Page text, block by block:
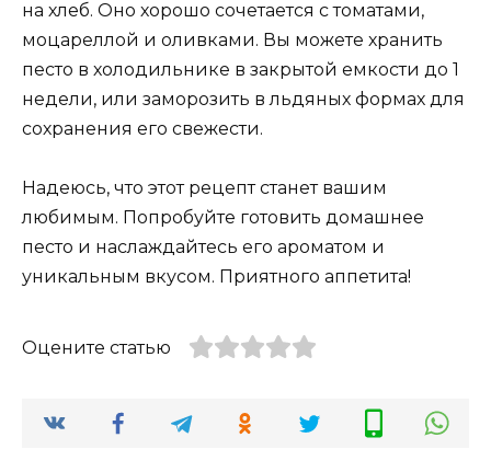
на хлеб. Оно хорошо сочетается с томатами,
моцареллой и оливками. Вы можете хранить
песто в холодильнике в закрытой емкости до 1
недели, или заморозить в льдяных формах для
сохранения его свежести.
Надеюсь, что этот рецепт станет вашим
любимым. Попробуйте готовить домашнее
песто и наслаждайтесь его ароматом и
уникальным вкусом. Приятного аппетита!
Оцените статью